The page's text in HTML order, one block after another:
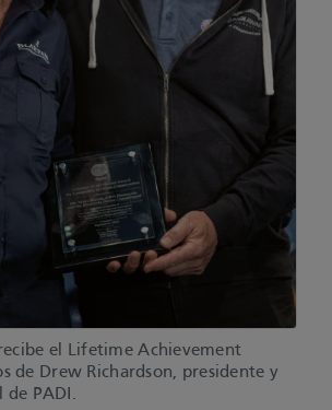
el Lifetime Achievement
de Drew Richardson, presidente y
de PADI.